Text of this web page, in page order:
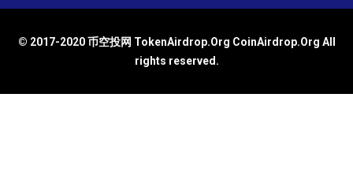
© 2017-2020 币空投网 TokenAirdrop.Org CoinAirdrop.Org All
rights reserved.